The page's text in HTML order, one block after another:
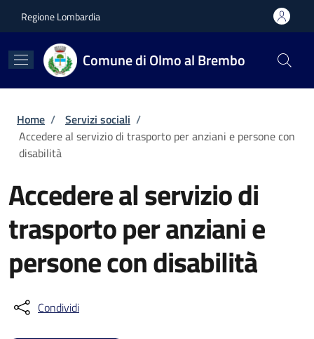
Regione Lombardia
Comune di Olmo al Brembo
Briciole di pane
Home / Servizi sociali /
Accedere al servizio di trasporto per anziani e persone con
disabilità
Accedere al servizio di
trasporto per anziani e
persone con disabilità
Condividi